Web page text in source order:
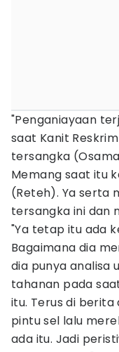
"Penganiayaan
saat Kanit
tersangka
Memang saat itu
(Reteh). Ya serta
tersangka ini dan
"Ya tetap itu ada
Bagaimana dia
dia punya analisa
tahanan pada
itu. Terus di berita
pintu sel lalu
ada itu. Jadi